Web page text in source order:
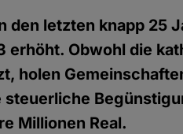
den letzten knapp 25
erhöht. Obwohl die
holen
Millionen Real.